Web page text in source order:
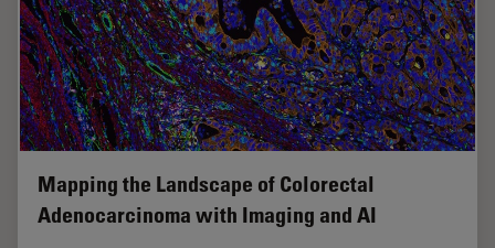
Mapping the Landscape of Colorectal
Adenocarcinoma with Imaging and AI